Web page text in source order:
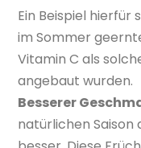
Ein Beispiel hierfür
im Sommer
Vitamin C als
angebaut wurden.
Besserer
natürlichen